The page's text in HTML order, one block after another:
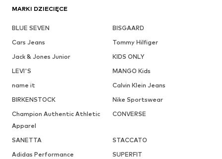
MARKI DZIECIĘCE
BLUE SEVEN
BISGAARD
Cars Jeans
Tommy Hilfiger
Jack & Jones Junior
KIDS ONLY
LEVI'S
MANGO Kids
name it
Calvin Klein Jeans
BIRKENSTOCK
Nike Sportswear
Champion Authentic Athletic
Apparel
CONVERSE
SANETTA
STACCATO
Adidas Performance
SUPERFIT